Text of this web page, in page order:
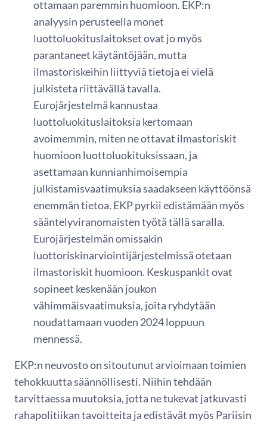
ottamaan paremmin huomioon. EKP:n
analyysin perusteella monet
luottoluokituslaitokset ovat jo myös
parantaneet käytäntöjään, mutta
ilmastoriskeihin liittyviä tietoja ei vielä
julkisteta riittävällä tavalla.
Eurojärjestelmä kannustaa
luottoluokituslaitoksia kertomaan
avoimemmin, miten ne ottavat ilmastoriskit
huomioon luottoluokituksissaan, ja
asettamaan kunnianhimoisempia
julkistamisvaatimuksia saadakseen käyttöönsä
enemmän tietoa. EKP pyrkii edistämään myös
sääntelyviranomaisten työtä tällä saralla.
Eurojärjestelmän omissakin
luottoriskinarviointijärjestelmissä otetaan
ilmastoriskit huomioon. Keskuspankit ovat
sopineet keskenään joukon
vähimmäisvaatimuksia, joita ryhdytään
noudattamaan vuoden 2024 loppuun
mennessä.
EKP:n neuvosto on sitoutunut arvioimaan toimien
tehokkuutta säännöllisesti. Niihin tehdään
tarvittaessa muutoksia, jotta ne tukevat jatkuvasti
rahapolitiikan tavoitteita ja edistävät myös Pariisin